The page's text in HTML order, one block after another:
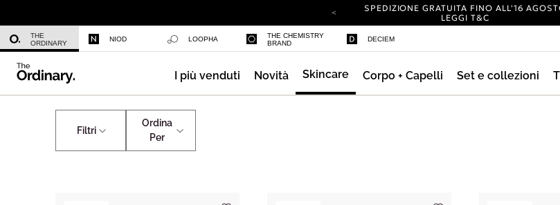
SPEDIZIONE GRATUITA FINO ALL'16
LEGGI T&C
ACCEDI PER SCOPRIRE LE NOVITÀ.
SPEDIZIONE GRATUITA FINO ALL'16
LEGGI T&C
THE
ORDINARY
NIOD LOOPHA
THE CHEMISTRY
BRAND
DECIEM
I più venduti Novità Skincare Corpo + Capelli Set e collezioni
Per Fase
Filtri
Ordina
Per
Azelaic Acid Suspension 10%